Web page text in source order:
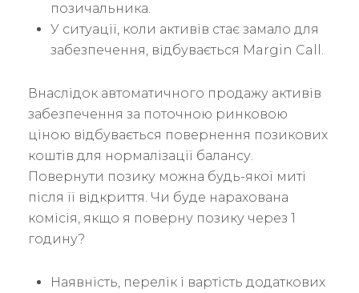
позичальника.
У ситуації, коли активів стає замало для
забезпечення, відбувається Margin Call.
Внаслідок автоматичного продажу активів
забезпечення за поточною ринковою
ціною відбувається повернення позикових
коштів для нормалізації балансу.
Повернути позику можна будь-якої миті
після її відкриття. Чи буде нарахована
комісія, якщо я поверну позику через 1
годину?
Наявність, перелік і вартість додаткових